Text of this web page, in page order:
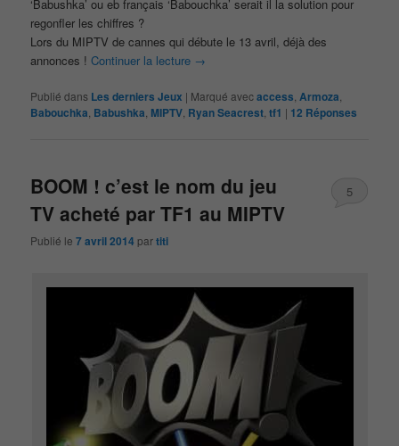
‘Babushka’ ou eb français ‘Babouchka’ serait il la solution pour
regonfler les chiffres ?
Lors du MIPTV de cannes qui débute le 13 avril, déjà des
annonces !Continuer la lecture →
Publié dans Les derniers Jeux | Marqué avecaccess Armoza
Babouchka Babushka MIPTV Ryan Seacrest ,tf1 | 12 Réponses
BOOM ! c’est le nom du jeu
TV acheté par TF1 au MIPTV
Publié le7 avril 2014 partiti
5